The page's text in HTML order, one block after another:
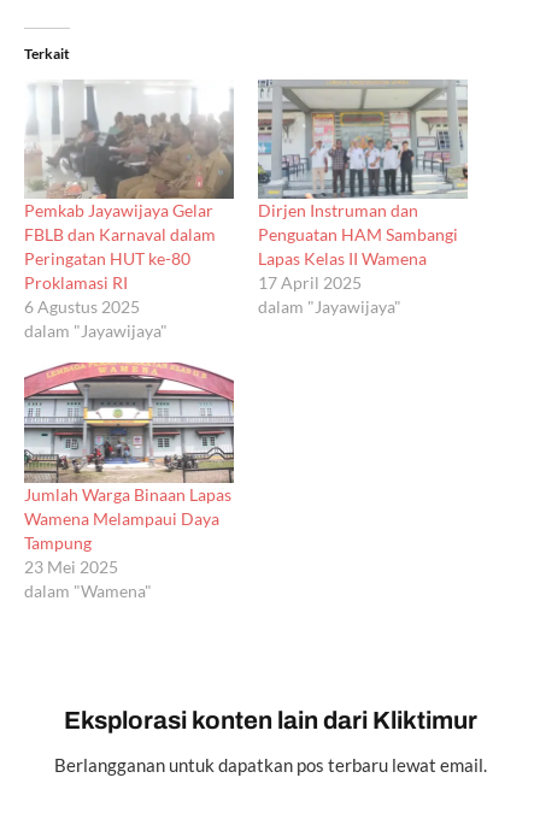
Terkait
Pemkab Jayawijaya Gelar
FBLB dan Karnaval dalam
Peringatan HUT ke-80
Proklamasi RI
6 Agustus 2025
dalam "Jayawijaya"
Dirjen Instruman dan
Penguatan HAM Sambangi
Lapas Kelas II Wamena
17 April 2025
dalam "Jayawijaya"
Jumlah Warga Binaan Lapas
Wamena Melampaui Daya
Tampung
23 Mei 2025
dalam "Wamena"
Eksplorasi konten lain dari Kliktimur
Berlangganan untuk dapatkan pos terbaru lewat email.